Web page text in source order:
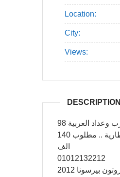
Location:
City:
Views:
DESCRIPTION
العربية فبريكا بالكامل ما عدا باب امامى شمال البيع من المالك الاول مباشرا من عز العرب وعداد العربية 98
الف كم و جميع الصيانات معمولة بمراكز الخدمة حتى 90 الف كم و متغير الكاوتش و البطارية .. مطلوب 140
الف